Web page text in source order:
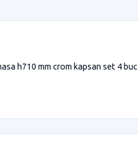
h710 mm crom kapsan set 4 buc